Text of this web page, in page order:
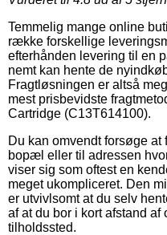
Temmelig mange online
række forskellige
efterhånden levering til en
nemt kan hente de
Fragtløsningen er altså
mest prisbevidste
Cartridge (C13T614100).
Du kan omvendt forsøge
bopæl eller til adressen
viser sig som oftest en
meget ukompliceret. Den
er utvivlsomt at du selv
af at du bor i kort afstand
tilholdssted.